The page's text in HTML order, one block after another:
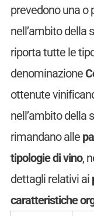
prevedono una o
nell’ambito della
riporta tutte le
denominazione
ottenute
nell’ambito della
rimandano alle
tipologie di vino,
dettagli relativi ai
caratteristiche